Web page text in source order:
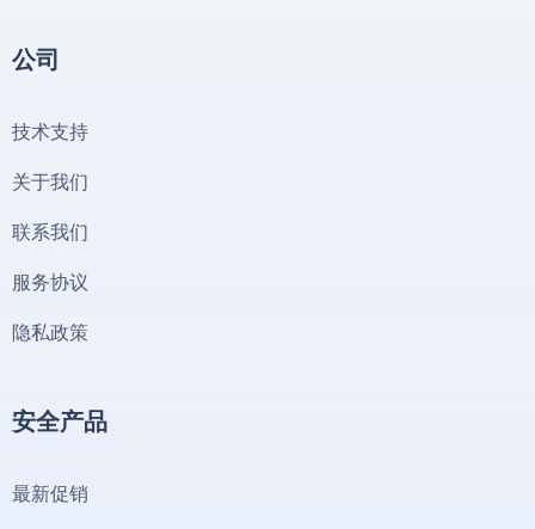
公司
技术支持
关于我们
联系我们
服务协议
隐私政策
安全产品
最新促销